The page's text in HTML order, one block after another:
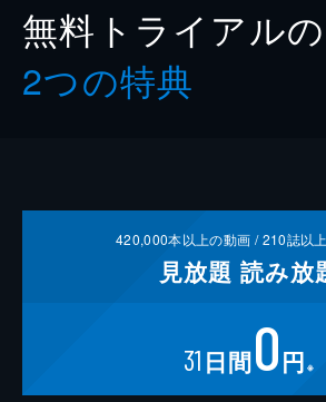
無料トライアルの
2つの特典
420,000本以上の動画 /210誌以
見放題 読み放
31 日間0円 ※